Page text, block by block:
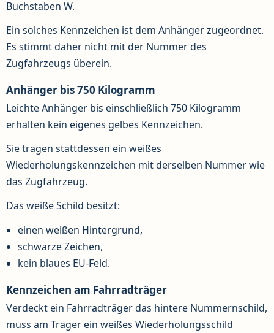
Buchstaben W.
Ein solches Kennzeichen ist dem Anhänger zugeordnet.
Es stimmt daher nicht mit der Nummer des
Zugfahrzeugs überein.
Anhänger bis 750 Kilogramm
Leichte Anhänger bis einschließlich 750 Kilogramm
erhalten kein eigenes gelbes Kennzeichen.
Sie tragen stattdessen ein weißes
Wiederholungskennzeichen mit derselben Nummer wie
das Zugfahrzeug.
Das weiße Schild besitzt:
einen weißen Hintergrund,
schwarze Zeichen,
kein blaues EU-Feld.
Kennzeichen am Fahrradträger
Verdeckt ein Fahrradträger das hintere Nummernschild,
muss am Träger ein weißes Wiederholungsschild